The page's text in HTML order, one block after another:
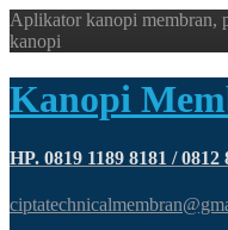
Aplikator kanopi membran,
kanopi
Kanopi
HP. 0819 1189 8181 / 0812